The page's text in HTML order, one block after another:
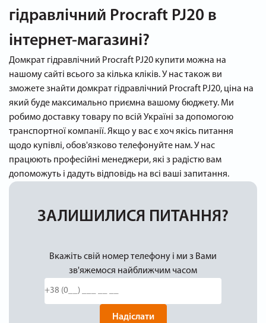
гідравлічний Procraft PJ20 в
інтернет-магазині?
Домкрат гідравлічний Procraft PJ20 купити можна на
нашому сайті всього за кілька кліків. У нас також ви
зможете знайти домкрат гідравлічний Procraft PJ20, ціна на
який буде максимально приємна вашому бюджету. Ми
робимо доставку товару по всій Україні за допомогою
транспортної компанії. Якщо у вас є хоч якісь питання
щодо купівлі, обов'язково телефонуйте нам. У нас
працюють професійні менеджери, які з радістю вам
допоможуть і дадуть відповідь на всі ваші запитання.
ЗАЛИШИЛИСЯ ПИТАННЯ?
Вкажіть свій номер телефону і ми з Вами
зв'яжемося найближчим часом
Надіслати